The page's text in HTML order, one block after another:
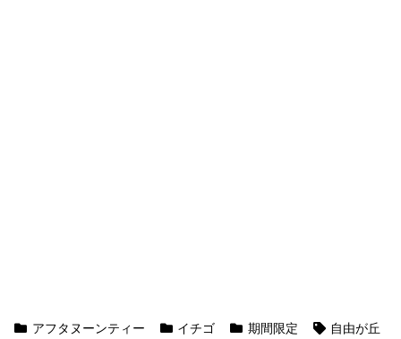
アフタヌーンティー イチゴ 期間限定 自由が丘